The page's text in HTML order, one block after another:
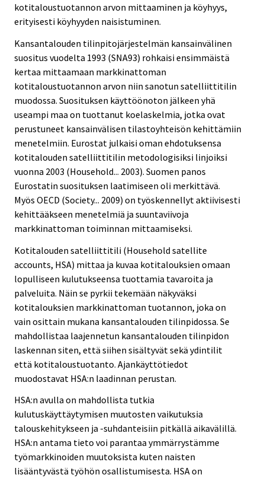
kotitaloustuotannon arvon mittaaminen ja köyhyys,
erityisesti köyhyyden naisistuminen.
Kansantalouden tilinpitojärjestelmän kansainvälinen
suositus vuodelta 1993 (SNA93) rohkaisi ensimmäistä
kertaa mittaamaan markkinattoman
kotitaloustuotannon arvon niin sanotun satelliittitilin
muodossa. Suosituksen käyttöönoton jälkeen yhä
useampi maa on tuottanut koelaskelmia, jotka ovat
perustuneet kansainvälisen tilastoyhteisön kehittämiin
menetelmiin. Eurostat julkaisi oman ehdotuksensa
kotitalouden satelliittitilin metodologisiksi linjoiksi
vuonna 2003 (Household... 2003). Suomen panos
Eurostatin suosituksen laatimiseen oli merkittävä.
Myös OECD (Society... 2009) on työskennellyt aktiivisesti
kehittääkseen menetelmiä ja suuntaviivoja
markkinattoman toiminnan mittaamiseksi.
Kotitalouden satelliittitili (Household satellite
accounts, HSA) mittaa ja kuvaa kotitalouksien omaan
lopulliseen kulutukseensa tuottamia tavaroita ja
palveluita. Näin se pyrkii tekemään näkyväksi
kotitalouksien markkinattoman tuotannon, joka on
vain osittain mukana kansantalouden tilinpidossa. Se
mahdollistaa laajennetun kansantalouden tilinpidon
laskennan siten, että siihen sisältyvät sekä ydintilit
että kotitaloustuotanto. Ajankäyttötiedot
muodostavat HSA:n laadinnan perustan.
HSA:n avulla on mahdollista tutkia
kulutuskäyttäytymisen muutosten vaikutuksia
talouskehitykseen ja -suhdanteisiin pitkällä aikavälillä.
HSA:n antama tieto voi parantaa ymmärrystämme
työmarkkinoiden muutoksista kuten naisten
lisääntyvästä työhön osallistumisesta. HSA on